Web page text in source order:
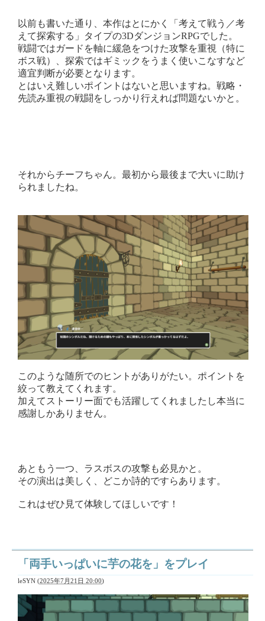
以前も書いた通り、本作はとにかく「考えて戦う／考
えて探索する」タイプの3DダンジョンRPGでした。
戦闘ではガードを軸に緩急をつけた攻撃を重視（特に
ボス戦）、探索ではギミックをうまく使いこなすなど
適宜判断が必要となります。
とはいえ難しいポイントはないと思いますね。戦略・
先読み重視の戦闘をしっかり行えれば問題ないかと。
それからチーフちゃん。最初から最後まで大いに助け
られましたね。
このような随所でのヒントがありがたい。ポイントを
絞って教えてくれます。
加えてストーリー面でも活躍してくれましたし本当に
感謝しかありません。
あともう一つ、ラスボスの攻撃も必見かと。
その演出は美しく、どこか詩的ですらあります。
これはぜひ見て体験してほしいです！
「両手いっぱいに芋の花を」をプレイ
leSYN (2025年7月21日 20:00)